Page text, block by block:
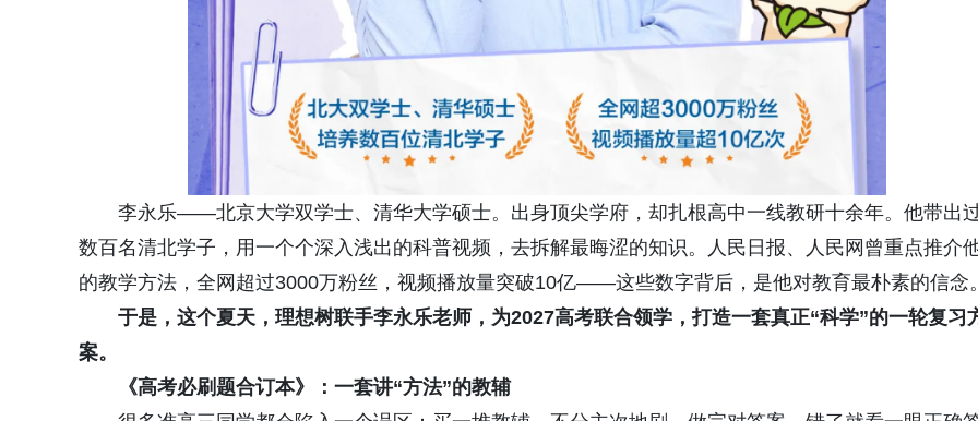
李永乐——北京大学双学士、清华大学硕士。出身顶尖学府，却扎根高中一线教研十余年。他带出
数百名清北学子，用一个个深入浅出的科普视频，去拆解最晦涩的知识。人民日报、人民网曾重点推介
的教学方法，全网超过3000万粉丝，视频播放量突破10亿——这些数字背后，是他对教育最朴素的信念
于是，这个夏天， 理想树联手李永乐老师，为2027高考联合领学 ，打造一套真正“科学”的一轮复习
案。
《高考必刷题合订本》：一套讲“方法”的教辅